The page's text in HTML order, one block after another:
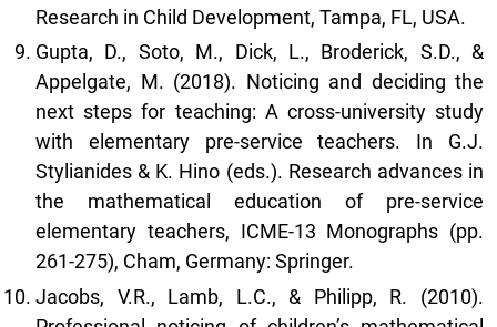
Research in Child Development, Tampa, FL, USA.
Gupta, D., Soto, M., Dick, L., Broderick, S.D., &
Appelgate, M. (2018). Noticing and deciding the
next steps for teaching: A cross-university study
with elementary pre-service teachers. In G.J.
Stylianides & K. Hino (eds.). Research advances in
the mathematical education of pre-service
elementary teachers, ICME-13 Monographs (pp.
261-275), Cham, Germany: Springer.
Jacobs, V.R., Lamb, L.C., & Philipp, R. (2010).